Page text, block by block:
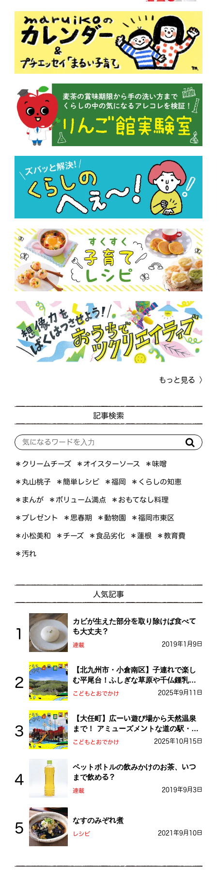
もっと見る
記事検索
＊クリームチーズ ＊オイスターソース ＊味噌
＊丸山桃子 ＊簡単レシピ ＊福岡 ＊くらしの知恵
＊まんが ＊ボリューム満点 ＊おもてなし料理
＊プレゼント ＊思春期 ＊動物園 ＊福岡市東区
＊小松美和 ＊チーズ ＊食品劣化 ＊蓮根 ＊教育費
＊汚れ
人気記事
カビが生えた部分を取り除けば食べて
も大丈夫？
連載 2019年1月9日
【北九州市・小倉南区】子連れで楽し
む平尾台！ふしぎな草原や千仏鍾乳洞
を探検しよう！
こどもとおでかけ 2025年9月11日
【大任町】広ーい遊び場から天然温泉
まで！ アミューズメントな道の駅・お
おとう桜街道
こどもとおでかけ 2025年10月15日
ペットボトルの飲みかけのお茶、いつ
まで飲める？
連載 2019年9月3日
なすのみぞれ煮
レシピ 2021年9月10日